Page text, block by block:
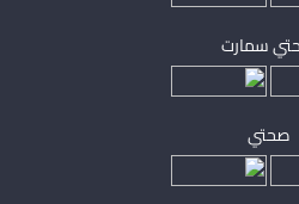
سمارت
صحتي